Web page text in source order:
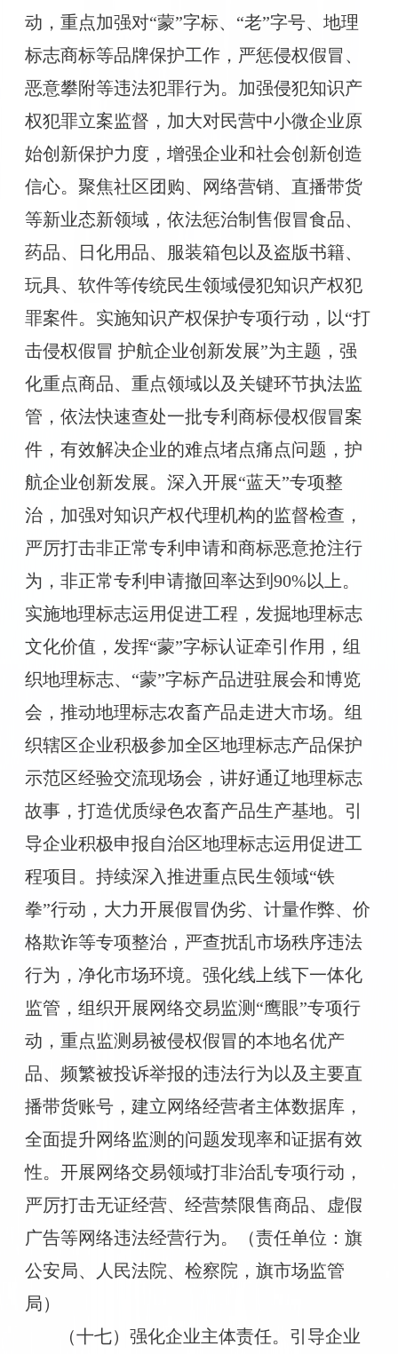
动，重点加强对“蒙”字标、“老”字号、地理
标志商标等品牌保护工作，严惩侵权假冒、
恶意攀附等违法犯罪行为。加强侵犯知识产
权犯罪立案监督，加大对民营中小微企业原
始创新保护力度，增强企业和社会创新创造
信心。聚焦社区团购、网络营销、直播带货
等新业态新领域，依法惩治制售假冒食品、
药品、日化用品、服装箱包以及盗版书籍、
玩具、软件等传统民生领域侵犯知识产权犯
罪案件。实施知识产权保护专项行动，以“打
击侵权假冒 护航企业创新发展”为主题，强
化重点商品、重点领域以及关键环节执法监
管，依法快速查处一批专利商标侵权假冒案
件，有效解决企业的难点堵点痛点问题，护
航企业创新发展。深入开展“蓝天”专项整
治，加强对知识产权代理机构的监督检查，
严厉打击非正常专利申请和商标恶意抢注行
为，非正常专利申请撤回率达到90%以上。
实施地理标志运用促进工程，发掘地理标志
文化价值，发挥“蒙”字标认证牵引作用，组
织地理标志、“蒙”字标产品进驻展会和博览
会，推动地理标志农畜产品走进大市场。组
织辖区企业积极参加全区地理标志产品保护
示范区经验交流现场会，讲好通辽地理标志
故事，打造优质绿色农畜产品生产基地。引
导企业积极申报自治区地理标志运用促进工
程项目。持续深入推进重点民生领域“铁
拳”行动，大力开展假冒伪劣、计量作弊、价
格欺诈等专项整治，严查扰乱市场秩序违法
行为，净化市场环境。强化线上线下一体化
监管，组织开展网络交易监测“鹰眼”专项行
动，重点监测易被侵权假冒的本地名优产
品、频繁被投诉举报的违法行为以及主要直
播带货账号，建立网络经营者主体数据库，
全面提升网络监测的问题发现率和证据有效
性。开展网络交易领域打非治乱专项行动，
严厉打击无证经营、经营禁限售商品、虚假
广告等网络违法经营行为。（责任单位：旗
公安局、人民法院、检察院，旗市场监管
局）
（十七）强化企业主体责任。引导企业